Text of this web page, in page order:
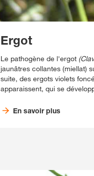
Ergot
Le pathogène de l'ergot
jaunâtres collantes (miellat)
suite, des ergots violets
apparaissent, qui se
En savoir plus